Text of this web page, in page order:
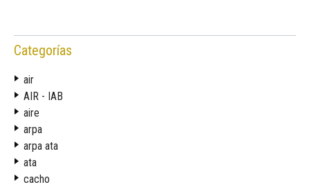
Categorías
air
AIR - IAB
aire
arpa
arpa ata
ata
cacho